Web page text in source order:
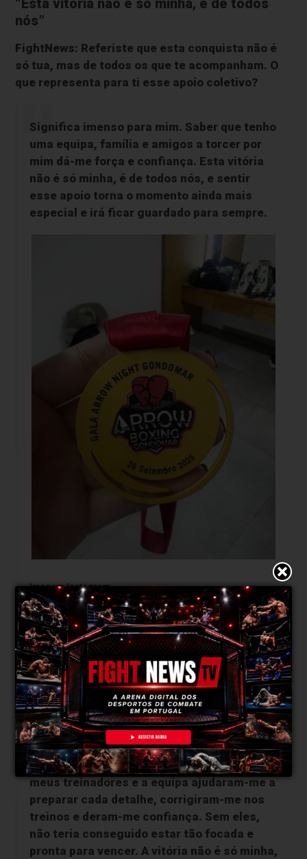
“Esta vitória não é só minha, é de todos
nós”
FightNews: Referiste que esta conquista não é
só tua, mas de todos os que te acompanham. O
que representa para ti esse apoio coletivo?
Significa imenso para mim. Saber que tenho
uma equipa, família e amigos a torcer por
mim dá-me força e confiança. Esta vitória
não é só minha, é de todos nós, e sentir
esse apoio torna o momento ainda mais
especial e irá ficar guardado para sempre.
Imagem Instagram
“Sem a minha equipa não teria conseguido
estar tão pronta para vencer”
FightNews: Que papel tiveram os teus
treinadores e a tua equipa nesta preparação e
nesta vitória?
Tiveram um papel muito importante. Os
meus treinadores e a equipa ajudaram-me a
preparar cada detalhe, corrigiram-me nos
treinos e deram-me confiança. Sem eles,
não teria conseguido estar tão focada e
pronta para vencer. A vitória não é só minha,